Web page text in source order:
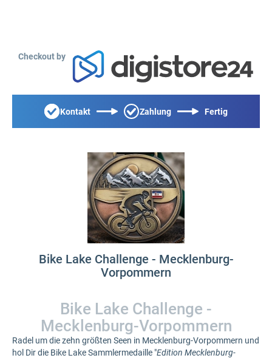
Checkout by
Kontakt Zahlung Fertig
Bike Lake Challenge - Mecklenburg-
Vorpommern
Bike Lake Challenge -
Mecklenburg-Vorpommern
Radel um die zehn größten Seen in Mecklenburg-Vorpommern und
hol Dir die Bike Lake Sammlermedaille "Edition Mecklenburg-